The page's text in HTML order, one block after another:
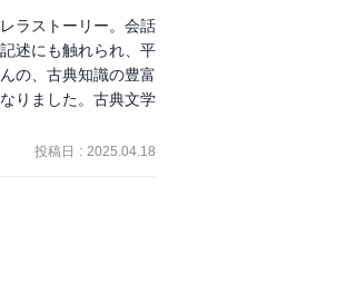
ラストーリー。会話
述にも触れられ、平
の、古典知識の豊富
りました。古典文学
投稿日 : 2025.04.18